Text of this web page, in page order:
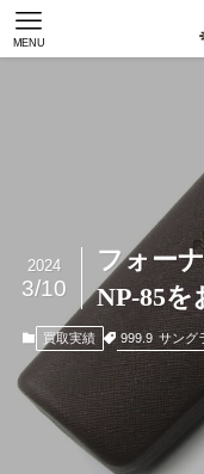
MENU
フォー
NP-85を
2024
3/10
買取実績 999.9 サング